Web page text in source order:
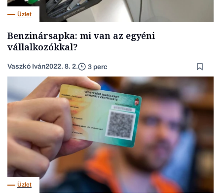
Üzlet
Benzinársapka: mi van az egyéni
vállalkozókkal?
Vaszkó Iván2022. 8. 2. 3 perc
Üzlet